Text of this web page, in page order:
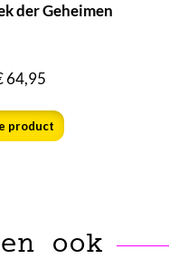
der Geheimen
64,95
product
ook